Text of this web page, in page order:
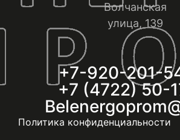
Волчанская
улица, 139
+7-920-201-
+7 (4722) 50-
Политика конфиденциальности